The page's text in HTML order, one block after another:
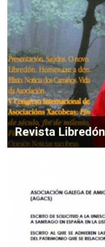
Revista Libredón